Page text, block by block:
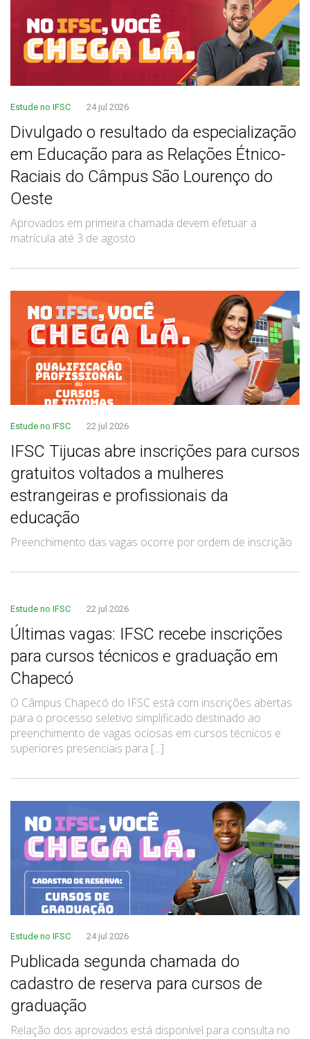
Estude no IFSC 24 jul 2026
Divulgado o resultado da especialização
em Educação para as Relações Étnico-
Raciais do Câmpus São Lourenço do
Oeste
Aprovados em primeira chamada devem efetuar a
matrícula até 3 de agosto
Estude no IFSC 22 jul 2026
IFSC Tijucas abre inscrições para cursos
gratuitos voltados a mulheres
estrangeiras e profissionais da
educação
Preenchimento das vagas ocorre por ordem de inscrição
Estude no IFSC 22 jul 2026
Últimas vagas: IFSC recebe inscrições
para cursos técnicos e graduação em
Chapecó
O Câmpus Chapecó do IFSC está com inscrições abertas
para o processo seletivo simplificado destinado ao
preenchimento de vagas ociosas em cursos técnicos e
superiores presenciais para [...]
Estude no IFSC 24 jul 2026
Publicada segunda chamada do
cadastro de reserva para cursos de
graduação
Relação dos aprovados está disponível para consulta no